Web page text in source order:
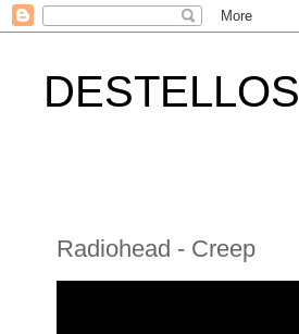
DESTELLOS
Radiohead - Creep